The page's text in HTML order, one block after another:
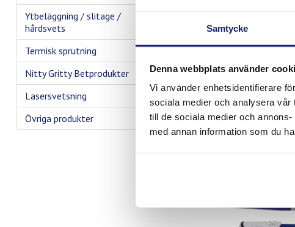
Samtycke
Denna webbplats använder
Vi använder enhetsidentifierare
sociala medier och analysera vår
till de sociala medier och
med annan information som du
Ytbeläggning / slitage /
hårdsvets
Termisk sprutning
Nitty Gritty Betprodukter
Lasersvetsning
Övriga produkter